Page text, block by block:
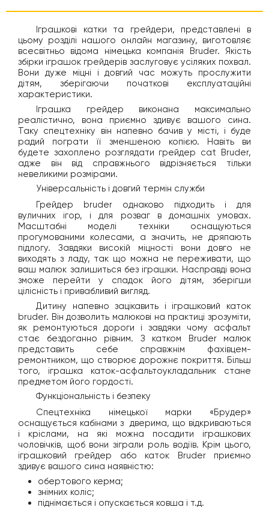
Іграшкові катки та грейдери, представлені в
цьому розділі нашого онлайн магазину, виготовляє
всесвітньо відома німецька компанія Bruder. Якість
збірки іграшок грейдерів заслуговує усіляких похвал.
Вони дуже міцні і довгий час можуть прослужити
дітям, зберігаючи початкові експлуатаційні
характеристики.
Іграшка грейдер виконана максимально
реалістично, вона приємно здивує вашого сина.
Таку спецтехніку він напевно бачив у місті, і буде
радий пограти її зменшеною копією. Навіть ви
будете захоплено розглядати грейдер cat Bruder,
адже він від справжнього відрізняється тільки
невеликими розмірами.
Універсальність і довгий термін служби
Грейдер bruder однаково підходить і для
вуличних ігор, і для розваг в домашніх умовах.
Масштабні моделі техніки оснащуються
прогумованими колесами, а значить, не дряпають
підлогу. Завдяки високій міцності вони довго не
виходять з ладу, так що можна не переживати, що
ваш малюк залишиться без іграшки. Насправді вона
зможе перейти у спадок його дітям, зберігши
цілісність і привабливий вигляд.
Дитину напевно зацікавить і іграшковий каток
bruder. Він дозволить малюкові на практиці зрозуміти,
як ремонтуються дороги і завдяки чому асфальт
стає бездоганно рівним. З катком Bruder малюк
представить себе справжнім фахівцем-
ремонтником, що створює дорожнє покриття. Більш
того, іграшка каток-асфальтоукладальник стане
предметом його гордості.
Функціональність і безпеку
Спецтехніка німецької марки «Брудер»
оснащується кабінами з дверима, що відкриваються
і кріслами, на які можна посадити іграшкових
чоловічків, щоб вони зіграли роль водіїв. Крім цього,
іграшковий грейдер або каток Bruder приємно
здивує вашого сина наявністю:
обертового керма;
знімних коліс;
піднімається і опускається ковша і т.д.